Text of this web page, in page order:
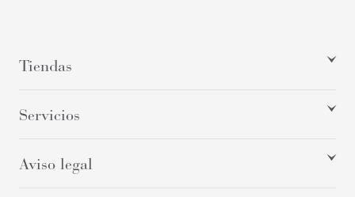
Tiendas
Servicios
Aviso legal